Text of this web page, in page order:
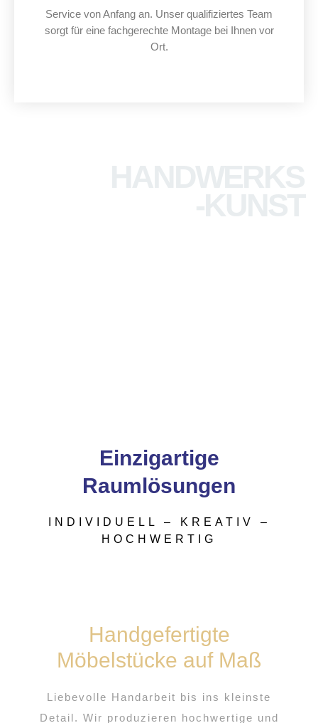
Service von Anfang an. Unser qualifiziertes Team
sorgt für eine fachgerechte Montage bei Ihnen vor
Ort.
HANDWERKS
Einzigartige
Raumlösungen
INDIVIDUELL – KREATIV –
HOCHWERTIG
Handgefertigte
Möbelstücke auf Maß
Liebevolle Handarbeit bis ins kleinste
Detail. Wir produzieren hochwertige und